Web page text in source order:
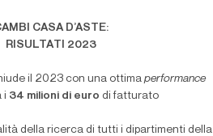
CASA D’ASTE:
RISULTATI 2023
il 2023 con una ottima performance
i 34 milioni di euro di fatturato
della ricerca di tutti i dipartimenti della